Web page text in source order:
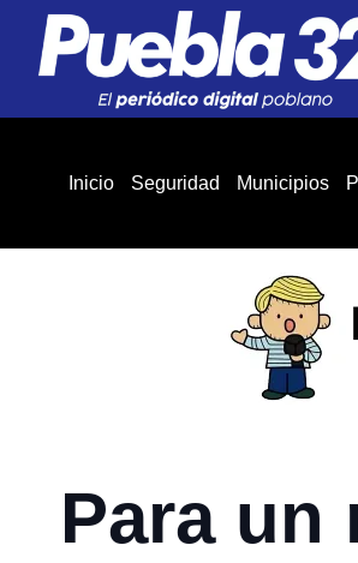
Inicio Seguridad Municipios
Para un